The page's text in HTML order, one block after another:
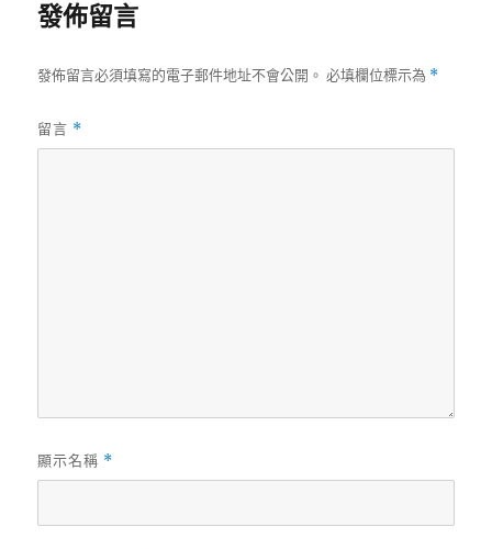
發佈留言
發佈留言必須填寫的電子郵件地址不會公開。 必填欄位標示為 *
留言 *
顯示名稱 *